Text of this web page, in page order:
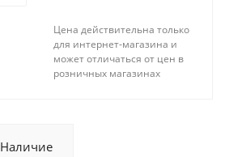
Цена действительна только
для интернет-магазина и
может отличаться от цен в
розничных магазинах
Наличие